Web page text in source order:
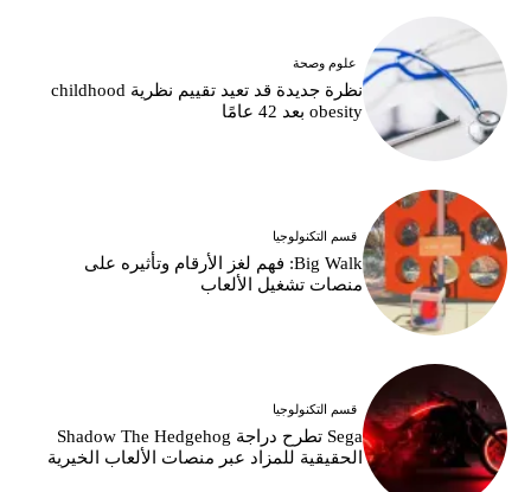
علوم وصحة
نظرة جديدة قد تعيد تقييم نظرية childhood
obesity بعد 42 عامًا
قسم التكنولوجيا
Big Walk: فهم لغز الأرقام وتأثيره على
منصات تشغيل الألعاب
قسم التكنولوجيا
Sega تطرح دراجة Shadow The Hedgehog
الحقيقية للمزاد عبر منصات الألعاب الخيرية